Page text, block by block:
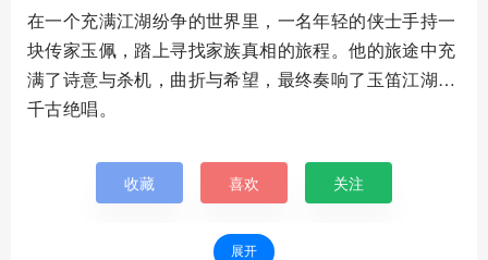
在一个充满江湖纷争的世界里，一名年轻的侠士手持一
块传家玉佩，踏上寻找家族真相的旅程。他的旅途中充
满了诗意与杀机，曲折与希望，最终奏响了玉笛江湖的
千古绝唱。
收藏 喜欢 关注
展开